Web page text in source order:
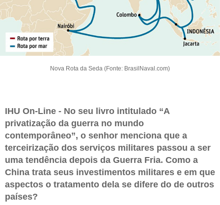
Nova Rota da Seda (Fonte: BrasilNaval.com)
IHU On-Line - No seu livro intitulado “A
privatização da guerra no mundo
contemporâneo”, o senhor menciona que a
terceirização dos serviços militares passou a ser
uma tendência depois da Guerra Fria. Como a
China trata seus investimentos militares e em que
aspectos o tratamento dela se difere do de outros
países?